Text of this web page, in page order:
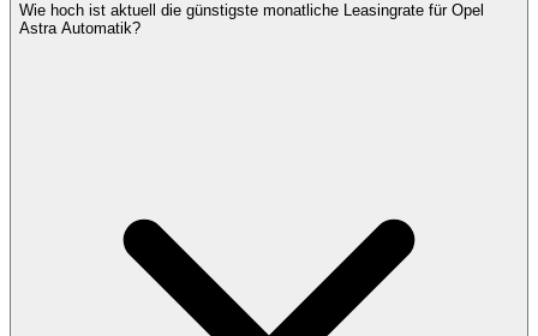
Wie hoch ist aktuell die günstigste monatliche Leasingrate für Opel
Astra Automatik?